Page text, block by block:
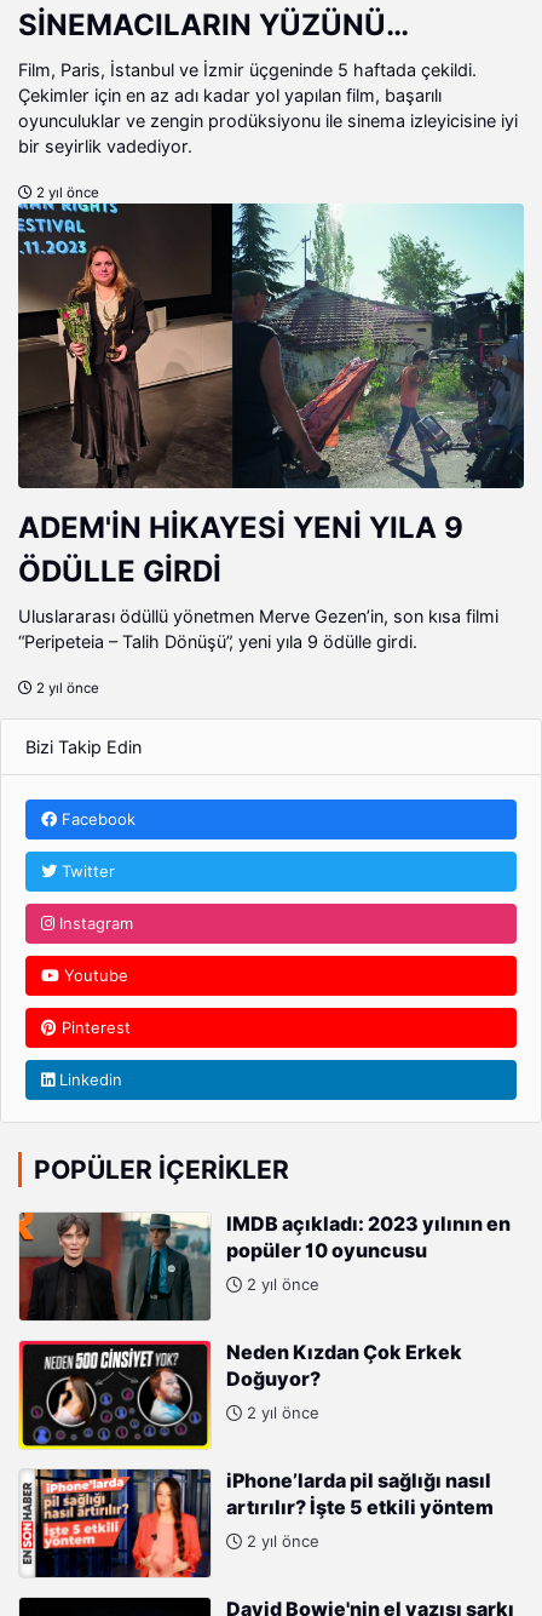
SİNEMACILARIN YÜZÜNÜ
GÜLDÜRDÜ!
Film, Paris, İstanbul ve İzmir üçgeninde 5 haftada çekildi.
Çekimler için en az adı kadar yol yapılan film, başarılı
oyunculuklar ve zengin prodüksiyonu ile sinema izleyicisine iyi
bir seyirlik vadediyor.
2 yıl önce
ADEM'İN HİKAYESİ YENİ YILA 9
ÖDÜLLE GİRDİ
Uluslararası ödüllü yönetmen Merve Gezen’in, son kısa filmi
“Peripeteia – Talih Dönüşü”, yeni yıla 9 ödülle girdi.
2 yıl önce
Bizi Takip Edin
Facebook
Twitter
Instagram
Youtube
Pinterest
Linkedin
POPÜLER İÇERIKLER
IMDB açıkladı: 2023 yılının en
popüler 10 oyuncusu
2 yıl önce
Neden Kızdan Çok Erkek
Doğuyor?
2 yıl önce
iPhone’larda pil sağlığı nasıl
artırılır? İşte 5 etkili yöntem
2 yıl önce
David Bowie'nin el yazısı şarkı